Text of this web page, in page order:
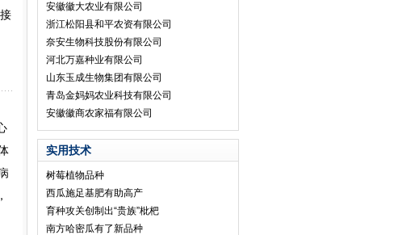
安徽徽大农业有限公司
浙江松阳县和平农资有限公司
奈安生物科技股份有限公司
河北万嘉种业有限公司
山东玉成生物集团有限公司
青岛金妈妈农业科技有限公司
安徽徽商农家福有限公司
实用技术
树莓植物品种
西瓜施足基肥有助高产
育种攻关创制出“贵族”枇杷
南方哈密瓜有了新品种